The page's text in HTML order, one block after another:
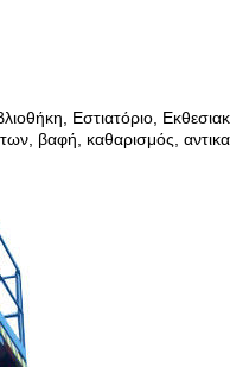
Εστιατόριο,
βαφή, καθαρισμός,